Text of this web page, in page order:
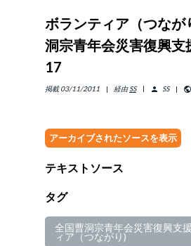
info_outline リソー
ボランティア（つなが
洞宗青年会災害復興
17
掲載 03/11/2011 経由 SS person SS public
アーカイブされたソースを表示
テキストソース
タグ
全国曹洞宗青年会災害復興支
ィア（つながり)